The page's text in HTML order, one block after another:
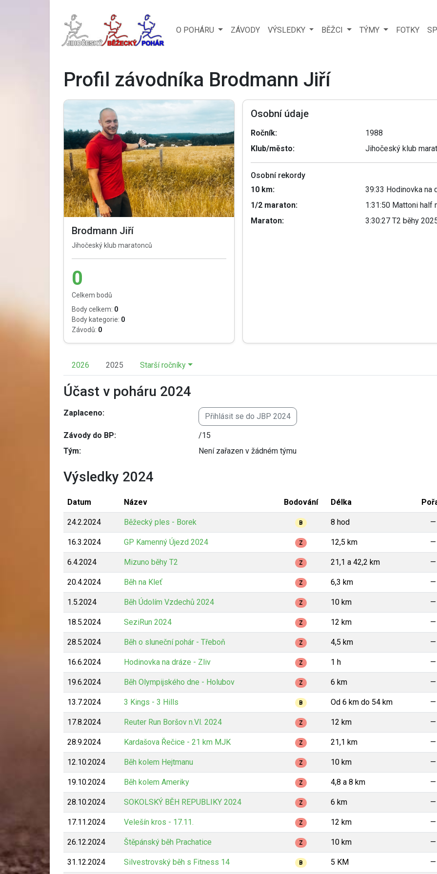
O POHÁRU ZÁVODY VÝSLEDKY BĚŽCI TÝMY FOTKY
Profil závodníka Brodmann Jiří
Brodmann Jiří
Jihočeský klub maratonců
0
Celkem bodů
Body celkem: 0
Body kategorie: 0
Závodů: 0
Osobní údaje
Ročník:
1988
Klub/město:
Jihočeský klub
Osobní rekordy
10 km:
39:33 Hodinovka na
1/2 maraton:
1:31:50 Mattoni half
Maraton:
3:30:27 T2 běhy
2026 2025 Starší ročníky
Účast v poháru 2024
Zaplaceno: Přihlásit se do JBP 2024
Závody do BP:
/15
Tým:
Není zařazen v žádném týmu
Výsledky 2024
Datum Název Bodování Délka
24.2.2024 Běžecký ples - Borek B 8 hod —
16.3.2024 GP Kamenný Újezd 2024 Z 12,5 km —
6.4.2024 Mizuno běhy T2 Z 21,1 a 42,2 km —
20.4.2024 Běh na Kleť Z 6,3 km —
1.5.2024 Běh Údolím Vzdechů 2024 Z 10 km —
18.5.2024 SeziRun 2024 Z 12 km —
28.5.2024 Běh o sluneční pohár - Třeboň Z 4,5 km —
16.6.2024 Hodinovka na dráze - Zliv Z 1 h —
19.6.2024 Běh Olympijského dne - Holubov Z 6 km —
13.7.2024 3 Kings - 3 Hills B Od 6 km do 54 km —
17.8.2024 Reuter Run Boršov n.Vl. 2024 Z 12 km —
28.9.2024 Kardašova Řečice - 21 km MJK Z 21,1 km —
12.10.2024 Běh kolem Hejtmanu Z 10 km —
19.10.2024 Běh kolem Ameriky Z 4,8 a 8 km —
28.10.2024 SOKOLSKÝ BĚH REPUBLIKY 2024 Z 6 km —
17.11.2024 Velešín kros - 17.11. Z 12 km —
26.12.2024 Štěpánský běh Prachatice Z 10 km —
31.12.2024 Silvestrovský běh s Fitness 14 B 5 KM —